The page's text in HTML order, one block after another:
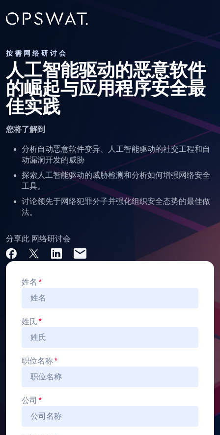
按需网络研讨会
人工智能驱动的恶意软件
的崛起与应用程序安全最
佳实践
您将了解到
分析自动恶意软件变异、人工智能驱动的社交工程和自
动漏洞开发的威胁
探索人工智能驱动的威胁检测和分析如何增强网络安全
工具。
讨论领先于网络犯罪分子并强化组织安全态势的最佳做
法。
分享此 网络研讨会
姓名 *
姓氏 *
职位名称*
公司 *